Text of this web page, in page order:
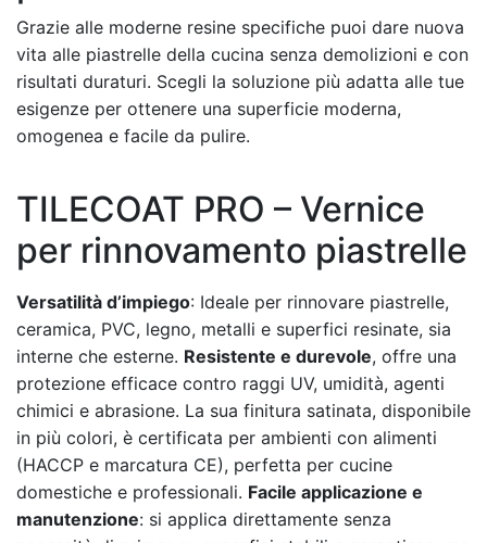
Grazie alle moderne resine specifiche puoi dare nuova
vita alle piastrelle della cucina senza demolizioni e con
risultati duraturi. Scegli la soluzione più adatta alle tue
esigenze per ottenere una superficie moderna,
omogenea e facile da pulire.
TILECOAT PRO – Vernice
per rinnovamento piastrelle
Versatilità d’impiego: Ideale per rinnovare piastrelle,
ceramica, PVC, legno, metalli e superfici resinate, sia
interne che esterne. Resistente e durevole, offre una
protezione efficace contro raggi UV, umidità, agenti
chimici e abrasione. La sua finitura satinata, disponibile
in più colori, è certificata per ambienti con alimenti
(HACCP e marcatura CE), perfetta per cucine
domestiche e professionali. Facile applicazione e
manutenzione: si applica direttamente senza